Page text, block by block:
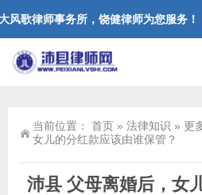
歌律师事务所，饶健律师为您服务！
当前位置： 首页 » 法律知识 » 更
女儿的分红款应该由谁保管？
沛县 父母离婚后，女